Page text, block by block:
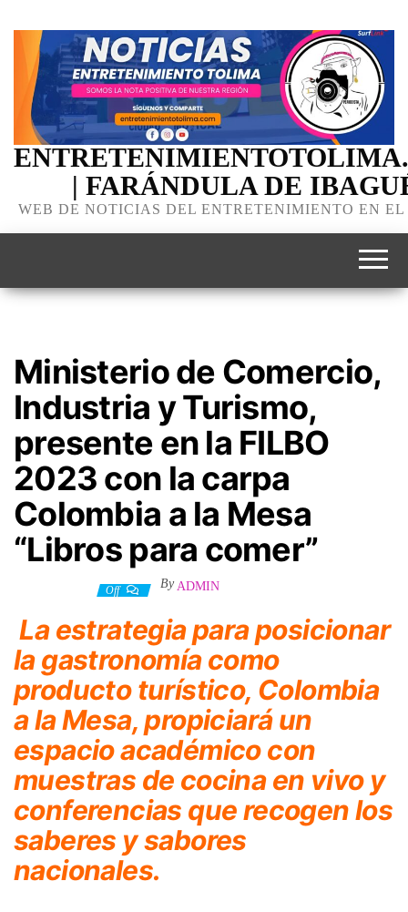
| FARÁNDULA DE
WEB DE NOTICIAS DEL ENTRETENIMIENTO EN
Ministerio de Comercio,
Industria y Turismo,
presente en la FILBO
2023 con la carpa
Colombia a la Mesa
“Libros para comer”
Off By ADMIN
La estrategia para posicionar
la gastronomía como
producto turístico, Colombia
a la Mesa, propiciará un
espacio académico con
muestras de cocina en vivo y
conferencias que recogen los
saberes y sabores
nacionales.